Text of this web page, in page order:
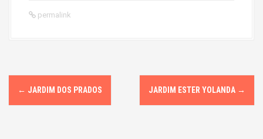
permalink
P
o
← JARDIM DOS PRADOS JARDIM ESTER YOLANDA →